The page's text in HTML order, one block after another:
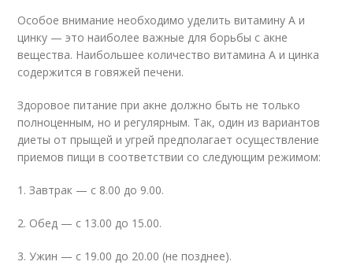
Особое внимание необходимо уделить витамину А и
цинку — это наиболее важные для борьбы с акне
вещества. Наибольшее количество витамина А и цинка
содержится в говяжей печени.
Здоровое питание при акне должно быть не только
полноценным, но и регулярным. Так, один из вариантов
диеты от прыщей и угрей предполагает осуществление
приемов пищи в соответствии со следующим режимом:
1. Завтрак — с 8.00 до 9.00.
2. Обед — с 13.00 до 15.00.
3. Ужин — с 19.00 до 20.00 (не позднее).